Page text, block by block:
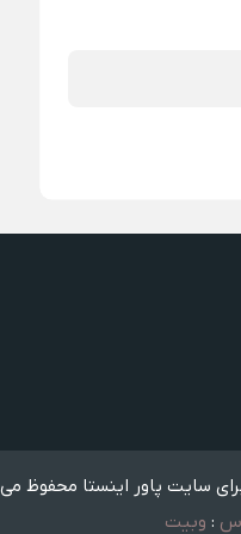
سایت پاور اینستا محفوظ
: وبیت